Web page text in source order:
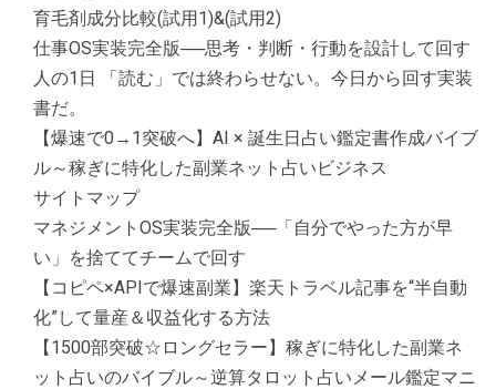
育毛剤成分比較(試用1)&(試用2)
仕事OS実装完全版──思考・判断・行動を設計して回す
人の1日 「読む」では終わらせない。今日から回す実装
書だ。
【爆速で0→1突破へ】AI × 誕生日占い鑑定書作成バイブ
ル～稼ぎに特化した副業ネット占いビジネス
サイトマップ
マネジメントOS実装完全版──「自分でやった方が早
い」を捨ててチームで回す
【コピペ×APIで爆速副業】楽天トラベル記事を“半自動
化”して量産＆収益化する方法
【1500部突破☆ロングセラー】稼ぎに特化した副業ネ
ット占いのバイブル～逆算タロット占いメール鑑定マニ